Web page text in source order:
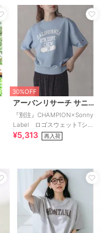
30%OFF
アーバンリサーチ サニーレーベル
『別注』CHAMPION×Sonny
Label ロゴスウェットTシャ
ツ
¥5,313 再入荷